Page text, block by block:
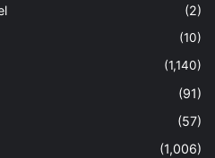
(2)
(10)
(1,140)
(91)
(57)
(1,006)